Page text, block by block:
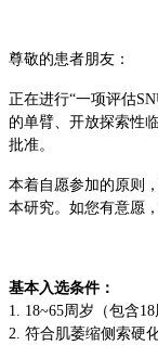
尊敬的患者朋友：
正在进行“一项评估
的单臂、开放探索性
批准。
本着自愿参加的原则
本研究。如您有意愿
基本入选条件：
1. 18~65周岁（包含
2. 符合肌萎缩侧索硬